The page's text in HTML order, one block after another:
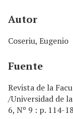
Autor
Coseriu, Eugenio
Fuente
Revista de la
/Universidad de
6, Nº 9 : p. 114-